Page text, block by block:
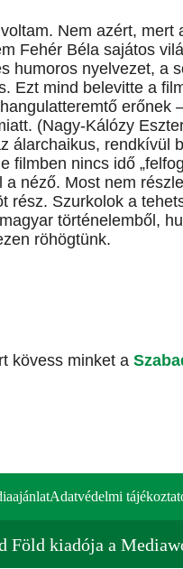
Nem azért, mert
Fehér Béla sajátos
humoros nyelvezet, a
Ezt mind belevitte a
erőnek
(Nagy-Kálózy
álarchaikus, rendkívül
filmben nincs idő
néző. Most nem
rész. Szurkolok a
történelemből,
röhögtünk.
kövess minket a
Adatvédelmi
Föld kiadója a